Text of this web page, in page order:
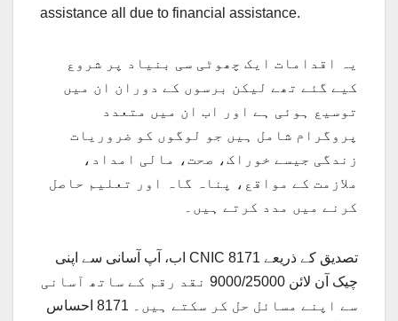
assistance all due to financial assistance.
یہ اقدامات ایک چھوٹی سی بنیاد پر شروع
کیے گئے تھے لیکن برسوں کے دوران ان میں
توسیع ہوئی ہے اور اب ان میں متعدد
پروگرام شامل ہیں جو لوگوں کو ضروریات
زندگی جیسے خوراک، صحت، مالی امداد،
ملازمت کے مواقع، پناہ گاہ اور تعلیم حاصل
کرنے میں مدد کرتے ہیں۔
اب، آپ آسانی سے اپنی CNIC تصدیق کے ذریعے 8171
چیک آن لائن 9000/25000 نقد رقم کے ساتھ آسانی
سے اپنے مسائل حل کر سکتے ہیں۔ 8171 احساس